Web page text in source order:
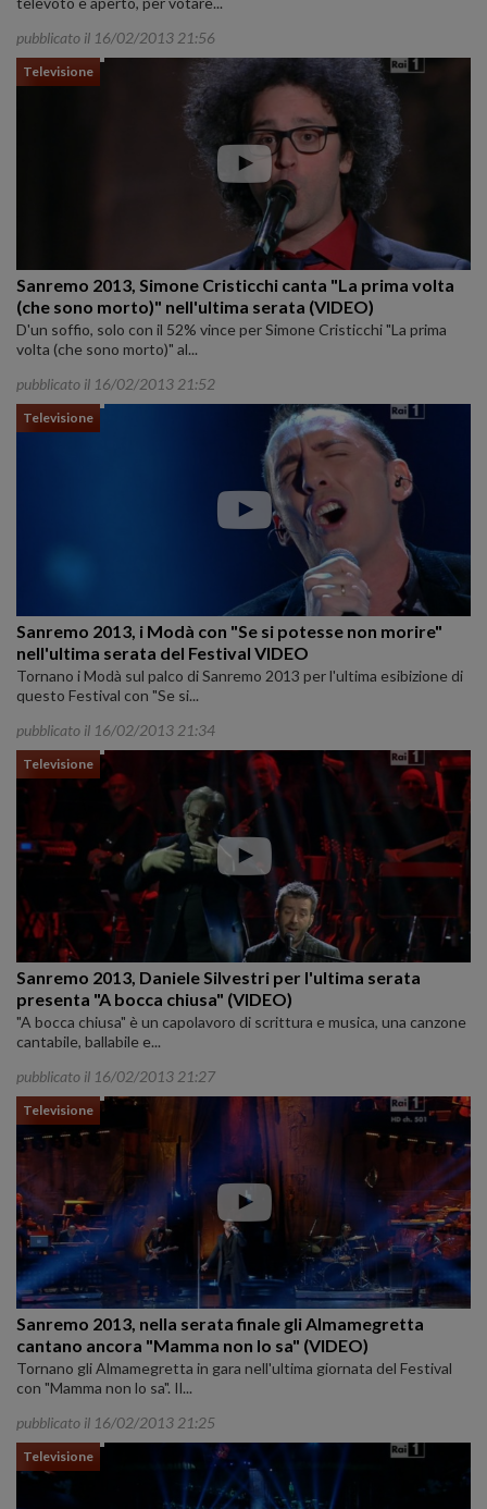
pubblicato il 16/02/2013 21:56
Televisione
Sanremo 2013, Simone Cristicchi canta "La prima volta
(che sono morto)" nell'ultima serata (VIDEO)
D'un soffio, solo con il 52% vince per Simone Cristicchi "La prima
volta (che sono morto)" al...
pubblicato il 16/02/2013 21:52
Televisione
Sanremo 2013, i Modà con "Se si potesse non morire"
nell'ultima serata del Festival VIDEO
Tornano i Modà sul palco di Sanremo 2013 per l'ultima esibizione di
questo Festival con "Se si...
pubblicato il 16/02/2013 21:34
Televisione
Sanremo 2013, Daniele Silvestri per l'ultima serata
presenta "A bocca chiusa" (VIDEO)
"A bocca chiusa" è un capolavoro di scrittura e musica, una canzone
cantabile, ballabile e...
pubblicato il 16/02/2013 21:27
Televisione
Sanremo 2013, nella serata finale gli Almamegretta
cantano ancora "Mamma non lo sa" (VIDEO)
Tornano gli Almamegretta in gara nell'ultima giornata del Festival
con "Mamma non lo sa". Il...
pubblicato il 16/02/2013 21:25
Televisione